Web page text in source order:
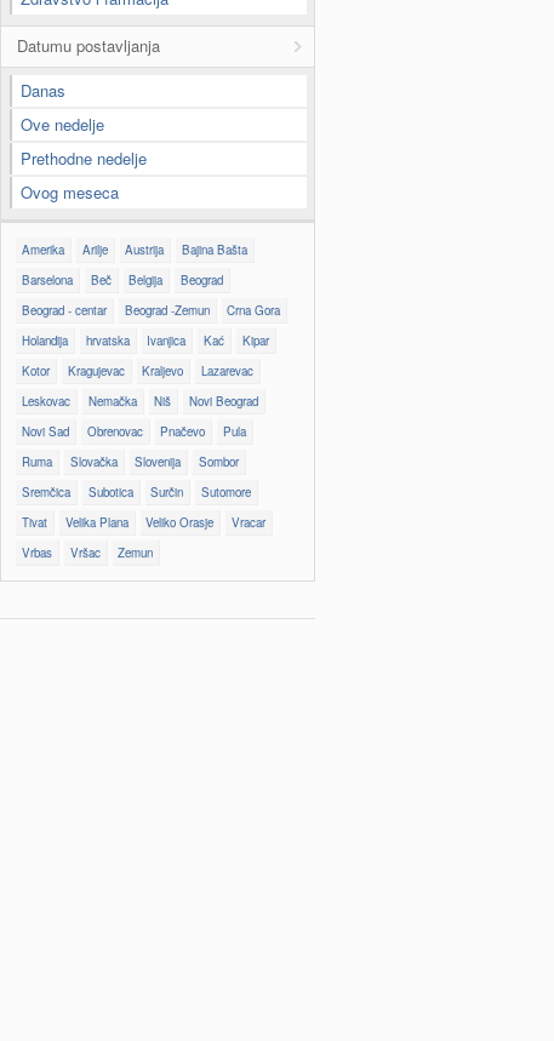
Datumu postavljanja
Danas
Ove nedelje
Prethodne nedelje
Ovog meseca
Amerika Arilje Austrija
Bajina Bašta
Barselona
Beč Belgija
Beograd
Beograd - centar
Beograd -Zemun
Crna Gora
Holandija
hrvatska Ivanjica Kać
Kipar
Kotor
Kragujevac Kraljevo
Lazarevac
Leskovac
Nemačka Niš
Novi Beograd
Novi Sad
Obrenovac Pnačevo
Pula
Ruma
Slovačka Slovenija
Sombor
Sremčica
Subotica Surčin
Sutomore
Tivat
Velika Plana Veliko Orasje
Vracar
Vrbas
Vršac Zemun